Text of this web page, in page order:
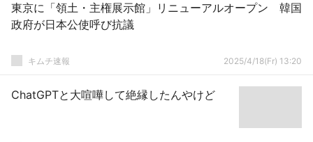
東京に「領土・主権展示館」リニューアルオープン 韓国
政府が日本公使呼び抗議
キムチ速報 2025/4/18(Fr) 13:20
ChatGPTと大喧嘩して絶縁したんやけど